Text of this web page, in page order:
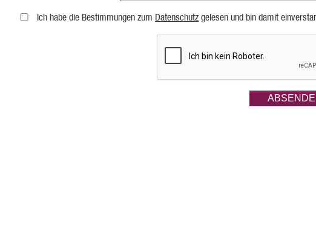
Ich habe die Bestimmungen zum Datenschutz gelesen und bin damit